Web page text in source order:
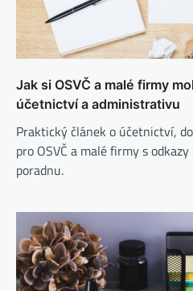
Jak si OSVČ a malé firmy
účetnictví a administrativu
Praktický článek o účetnictví,
pro OSVČ a malé firmy s odkazy
poradnu.